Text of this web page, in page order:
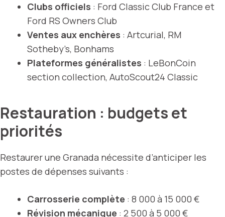
Clubs officiels : Ford Classic Club France et
Ford RS Owners Club
Ventes aux enchères : Artcurial, RM
Sotheby’s, Bonhams
Plateformes généralistes : LeBonCoin
section collection, AutoScout24 Classic
Restauration : budgets et
priorités
Restaurer une Granada nécessite d’anticiper les
postes de dépenses suivants :
Carrosserie complète : 8 000 à 15 000 €
Révision mécanique : 2 500 à 5 000 €